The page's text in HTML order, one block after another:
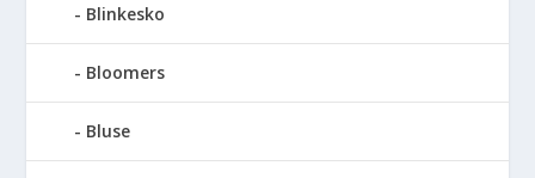
Blinkesko
Bloomers
Bluse